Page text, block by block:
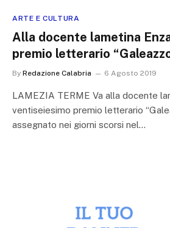
ARTE E CULTURA
Alla docente lametina
premio letterario
By Redazione Calabria 6 Agosto 2019
LAMEZIA TERME Va alla docente
ventiseiesimo premio letterario
assegnato nei giorni scorsi nel…